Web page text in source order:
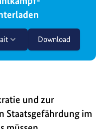
Download
und zur
Staatsgefährdung im